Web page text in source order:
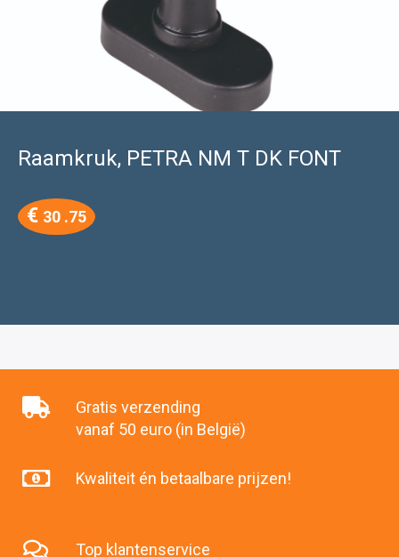
Raamkruk, PETRA NM T DK FONT
€ 30 .75
Gratis verzending
vanaf 50 euro (in België)
Kwaliteit én betaalbare prijzen!
Top klantenservice